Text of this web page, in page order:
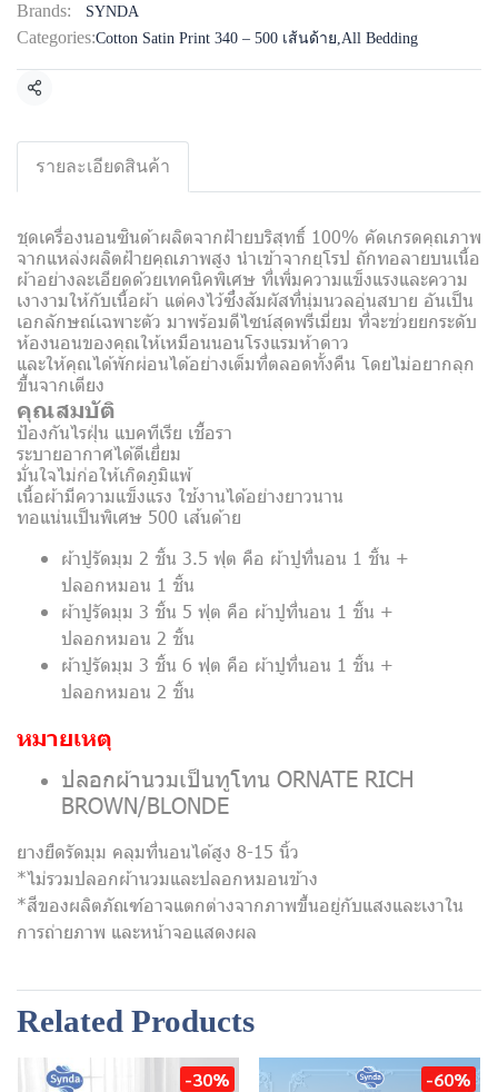
Brands: SYNDA
Categories:Cotton Satin Print 340 – 500 เส้นด้าย,All Bedding
Share
รายละเอียดสินค้า
ชุดเครื่องนอนซินด้าผลิตจากฝ้ายบริสุทธิ์ 100% คัดเกรดคุณภาพ
จากแหล่งผลิตฝ้ายคุณภาพสูง นำเข้าจากยุโรป ถักทอลายบนเนื้อ
ผ้าอย่างละเอียดด้วยเทคนิคพิเศษ ที่เพิ่มความแข็งแรงและความ
เงางามให้กับเนื้อผ้า แต่คงไว้ซึ่งสัมผัสที่นุ่มนวลอุ่นสบาย อันเป็น
เอกลักษณ์เฉพาะตัว มาพร้อมดีไซน์สุดพรีเมี่ยม ที่จะช่วยยกระดับ
ห้องนอนของคุณให้เหมือนนอนโรงแรมห้าดาว
และให้คุณได้พักผ่อนได้อย่างเต็มที่ตลอดทั้งคืน โดยไม่อยากลุก
ขึ้นจากเตียง
คุณสมบัติ
ป้องกันไรฝุ่น แบคทีเรีย เชื้อรา
ระบายอากาศได้ดีเยี่ยม
มั่นใจไม่ก่อให้เกิดภูมิแพ้
เนื้อผ้ามีความแข็งแรง ใช้งานได้อย่างยาวนาน
ทอแน่นเป็นพิเศษ 500 เส้นด้าย
ผ้าปูรัดมุม 2 ชิ้น 3.5 ฟุต คือ ผ้าปูที่นอน 1 ชิ้น +
ปลอกหมอน 1 ชิ้น
ผ้าปูรัดมุม 3 ชิ้น 5 ฟุต คือ ผ้าปูที่นอน 1 ชิ้น +
ปลอกหมอน 2 ชิ้น
ผ้าปูรัดมุม 3 ชิ้น 6 ฟุต คือ ผ้าปูที่นอน 1 ชิ้น +
ปลอกหมอน 2 ชิ้น
หมายเหตุ
ปลอกผ้านวมเป็นทูโทน ORNATE RICH
BROWN/BLONDE
ยางยืดรัดมุม คลุมที่นอนได้สูง 8-15 นิ้ว
*ไม่รวมปลอกผ้านวมและปลอกหมอนข้าง
*สีของผลิตภัณฑ์อาจแตกต่างจากภาพขึ้นอยู่กับแสงและเงาใน
การถ่ายภาพ และหน้าจอแสดงผล
Related Products
-30% -60%